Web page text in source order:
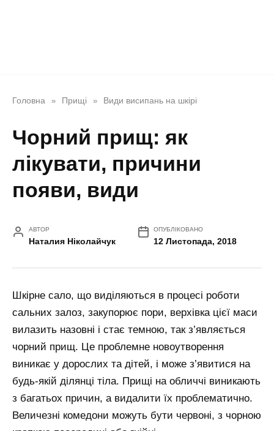
Головна » Прищі » Види висипань на шкірі
Чорний прищ: як
лікувати, причини
появи, види
АВТОР
Наталия Ніколайчук
ОПУБЛІКОВАНО
12 Листопада, 2018
Шкірне сало, що виділяються в процесі роботи
сальних залоз, закупорює пори, верхівка цієї маси
вилазить назовні і стає темною, так з’являється
чорний прищ. Це проблемне новоутворення
виникає у дорослих та дітей, і може з’явитися на
будь-якій ділянці тіла. Прищі на обличчі виникають
з багатьох причин, а видалити їх проблематично.
Величезні комедони можуть бути червоні, з чорною